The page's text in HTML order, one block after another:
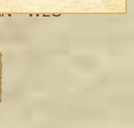
- WLC